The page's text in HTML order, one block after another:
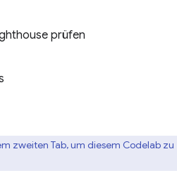
prüfen
zweiten Tab, um diesem Codelab zu